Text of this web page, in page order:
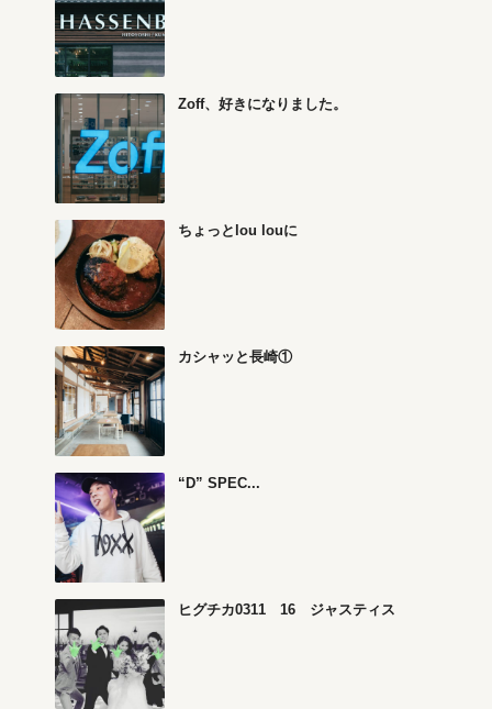
Zoff、好きになりました。
ちょっとlou louに
カシャッと長崎①
“D” SPEC...
ヒグチカ0311 16 ジャスティス